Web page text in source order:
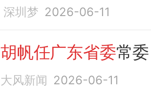
布；许建领任深圳
学党委书记|深圳特事
深圳梦 2026-06-11
胡帆任广东省委常委
大风新闻 2026-06-11